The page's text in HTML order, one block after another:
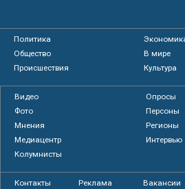
Политика
Общество
В мире
Происшествия
Культура
Видео
Опросы
Фото
Персоны
Мнения
Регионы
Медиацентр
Интервью
Колумнисты
Контакты Реклама Вакансии